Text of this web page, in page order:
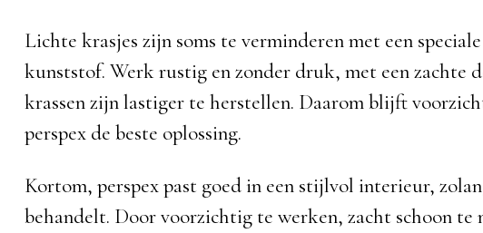
Lichte krasjes zijn soms te verminderen met een
kunststof. Werk rustig en zonder druk, met een zachte
krassen zijn lastiger te herstellen. Daarom blijft
perspex de beste oplossing.
Kortom, perspex past goed in een stijlvol interieur,
behandelt. Door voorzichtig te werken, zacht schoon te